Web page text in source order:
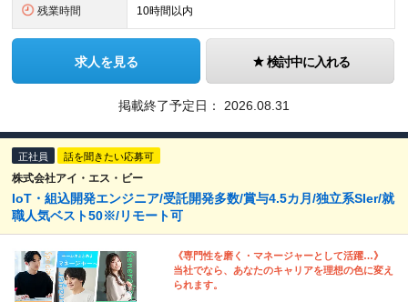
残業時間 10時間以内
求人を見る 検討中に入れる
掲載終了予定日： 2026.08.31
正社員 話を聞きたい応募可
株式会社アイ・エス・ビー
IoT・組込開発エンジニア/受託開発多数/賞与4.5カ月/独立系SIer/就
職人気ベスト50※/リモート可
《専門性を磨く・マネージャーとして活躍…》
当社でなら、あなたのキャリアを理想の色に変え
られます。